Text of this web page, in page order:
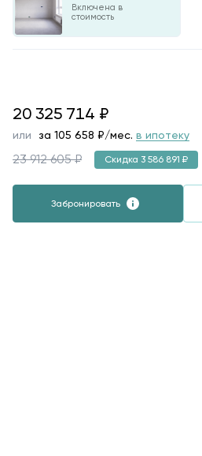
Включена в
стоимость
20325714
20 325 714 ₽
или за 105 658 ₽/мес. в ипотеку
23 912 605 ₽ Скидка 3 586 891 ₽
Забронировать